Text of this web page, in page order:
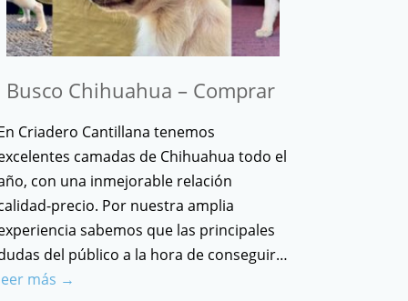
Busco Chihuahua – Comprar
Criadero Cantillana tenemos
camadas de Chihuahua todo el
con una inmejorable relación
precio. Por nuestra amplia
sabemos que las principales
del público a la hora de conseguir…
más →